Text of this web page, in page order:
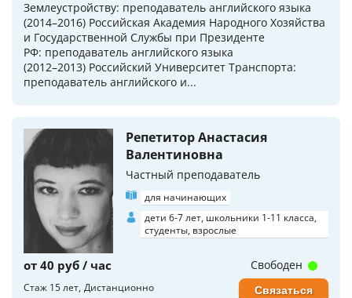
Землеустройству: преподаватель английского языка
(2014–2016) Российская Академия Народного Хозяйства
и Государственной Службы при Президенте
РФ: преподаватель английского языка
(2012–2013) Российский Университет Транспорта:
преподаватель английского и...
Репетитор Анастасия
Валентиновна
Частный преподаватель
для начинающих
дети 6-7 лет, школьники 1-11 класса,
студенты, взрослые
от 40 руб / час
Стаж 15 лет Дистанционно
Свободен
Связаться